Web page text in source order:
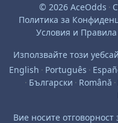
© 2026 AceOdds ·
Политика за
Условия и Правила
Използвайте този
English · Português ·
· Български · Română ·
Вие носите